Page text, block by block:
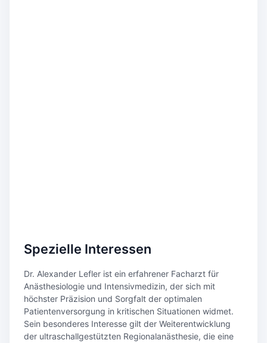
Spezielle Interessen
Dr. Alexander Lefler ist ein erfahrener Facharzt für
Anästhesiologie und Intensivmedizin, der sich mit
höchster Präzision und Sorgfalt der optimalen
Patientenversorgung in kritischen Situationen widmet.
Sein besonderes Interesse gilt der Weiterentwicklung
der ultraschallgestützten Regionalanästhesie, die eine